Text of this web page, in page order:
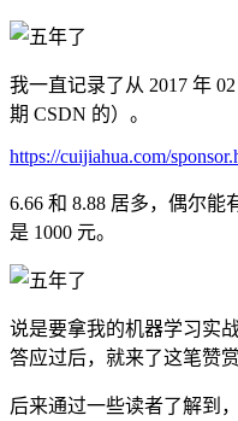
我一直记录了从 2017 年
期 CSDN 的）。
https://cuijiahua.com/
6.66 和 8.88 居多，偶尔
是 1000 元。
说是要拿我的机器学习实
答应过后，就来了这笔赞赏
后来通过一些读者了解到